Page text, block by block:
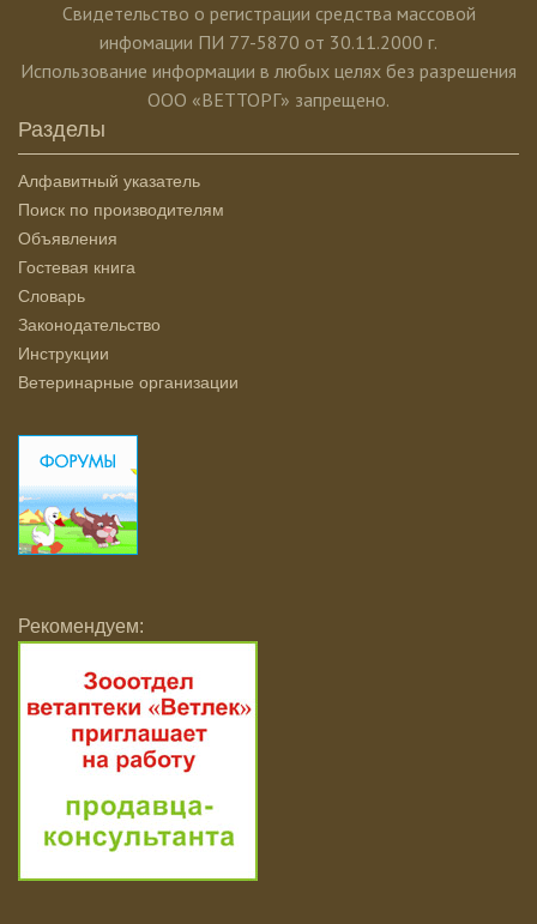
Свидетельство о регистрации средства массовой
инфомации ПИ 77-5870 от 30.11.2000 г.
Использование информации в любых целях без разрешения
ООО «ВЕТТОРГ» запрещено.
Разделы
Алфавитный указатель
Поиск по производителям
Объявления
Гостевая книга
Словарь
Законодательство
Инструкции
Ветеринарные организации
Рекомендуем: